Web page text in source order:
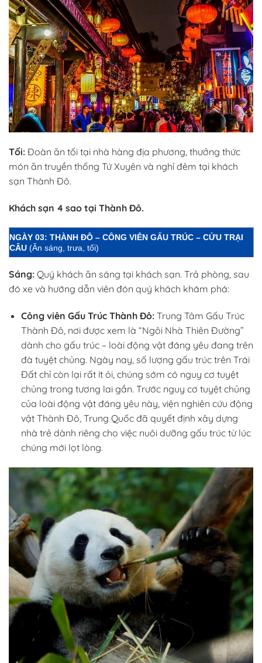
Tối: Đoàn ăn tối tại nhà hàng địa phương, thưởng thức
món ăn truyền thống Tứ Xuyên và nghỉ đêm tại khách
sạn Thành Đô.
Khách sạn 4 sao tại Thành Đô.
NGÀY 03: THÀNH ĐÔ – CÔNG VIÊN GẤU TRÚC – CỬU TRẠI
CÂU (Ăn sáng, trưa, tối)
Sáng: Quý khách ăn sáng tại khách sạn. Trả phòng, sau
đó xe và hướng dẫn viên đón quý khách khám phá:
Công viên Gấu Trúc Thành Đô: Trung Tâm Gấu Trúc
Thành Đô, nơi được xem là “Ngôi Nhà Thiên Đường”
dành cho gấu trúc – loài động vật đáng yêu đang trên
đà tuyệt chủng. Ngày nay, số lượng gấu trúc trên Trái
Đất chỉ còn lại rất ít ỏi, chúng sớm có nguy cơ tuyệt
chủng trong tương lai gần. Trước nguy cơ tuyệt chủng
của loài động vật đáng yêu này, viện nghiên cứu động
vật Thành Đô, Trung Quốc đã quyết định xây dựng
nhà trẻ dành riêng cho việc nuôi dưỡng gấu trúc từ lúc
chúng mới lọt lòng.